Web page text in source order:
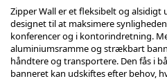
Zipper Wall er et fleksibelt og alsidigt
designet til at maksimere
konferencer og i kontorindretning.
aluminiumsramme og strækbart
håndtere og transportere. Den fås i
banneret kan udskiftes efter behov,